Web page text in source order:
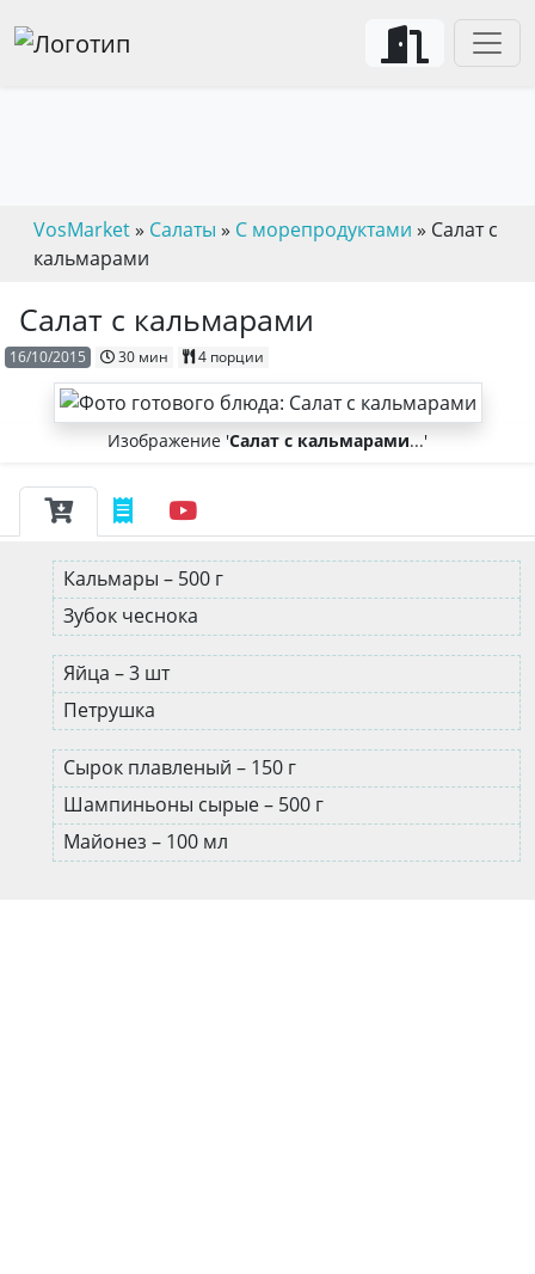
VosMarket» Салаты » С морепродуктами » Салат с
кальмарами
Салат с кальмарами
16/10/2015 30 мин 4 порции
Изображение 'Салат с кальмарами...'
Кальмары – 500 г
Зубок чеснока
Яйца – 3 шт
Петрушка
Сырок плавленый – 150 г
Шампиньоны сырые – 500 г
Майонез – 100 мл